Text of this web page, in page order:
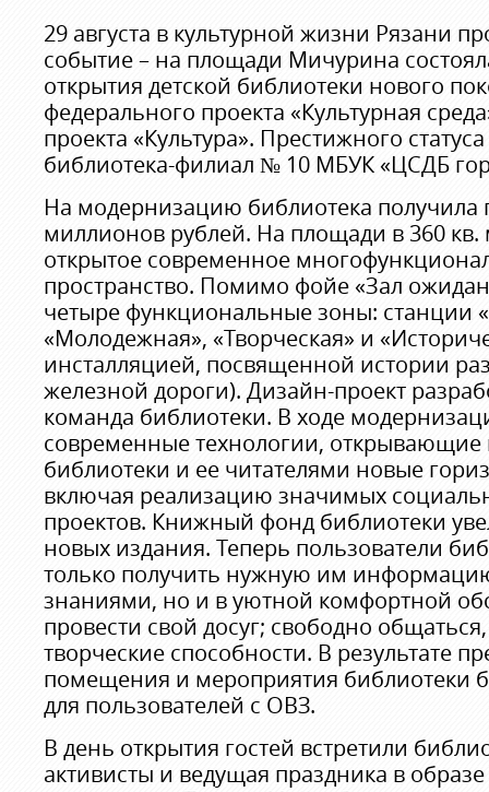
29 августа в культурной жизни Рязани
событие – на площади Мичурина
открытия детской библиотеки нового
федерального проекта «Культурная
проекта «Культура». Престижного
библиотека-филиал № 10 МБУК «ЦСДБ
На модернизацию библиотека получила
миллионов рублей. На площади в 360 кв.
открытое современное
пространство. Помимо фойе «Зал
четыре функциональные зоны: станции
«Молодежная», «Творческая» и
инсталляцией, посвященной истории
железной дороги). Дизайн-проект
команда библиотеки. В ходе
современные технологии, открывающие
библиотеки и ее читателями новые
включая реализацию значимых
проектов. Книжный фонд библиотеки
новых издания. Теперь пользователи
только получить нужную им
знаниями, но и в уютной комфортной
провести свой досуг; свободно
творческие способности. В результате
помещения и мероприятия библиотеки
для пользователей с ОВЗ.
В день открытия гостей встретили
активисты и ведущая праздника в